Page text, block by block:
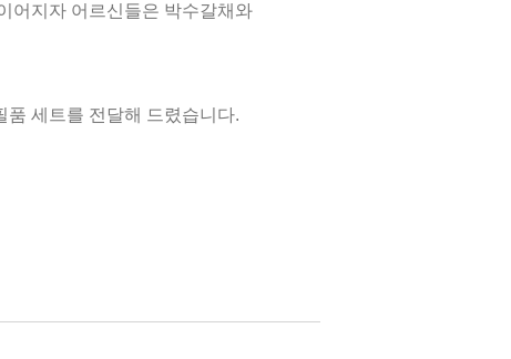
어지자 어르신들은 박수갈채와
품 세트를 전달해 드렸습니다.